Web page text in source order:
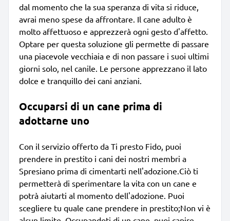
dal momento che la sua speranza di vita si riduce,
avrai meno spese da affrontare. Il cane adulto è
molto affettuoso e apprezzerà ogni gesto d'affetto.
Optare per questa soluzione gli permette di passare
una piacevole vecchiaia e di non passare i suoi ultimi
giorni solo, nel canile. Le persone apprezzano il lato
dolce e tranquillo dei cani anziani.
Occuparsi di un cane prima di
adottarne uno
Con il servizio offerto da Ti presto Fido, puoi
prendere in prestito i cani dei nostri membri a
Spresiano prima di cimentarti nell'adozione.Ciò ti
permetterà di sperimentare la vita con un cane e
potrà aiutarti al momento dell'adozione. Puoi
scegliere tu quale cane prendere in prestito;Non vi è